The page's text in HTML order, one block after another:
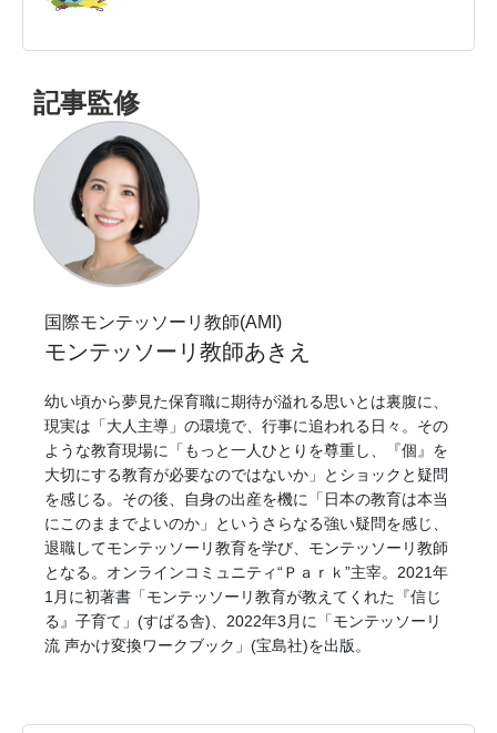
記事監修
国際モンテッソーリ教師(AMI)
モンテッソーリ教師あきえ
幼い頃から夢見た保育職に期待が溢れる思いとは裏腹に、
現実は「大人主導」の環境で、行事に追われる日々。その
ような教育現場に「もっと一人ひとりを尊重し、『個』を
大切にする教育が必要なのではないか」とショックと疑問
を感じる。その後、自身の出産を機に「日本の教育は本当
にこのままでよいのか」というさらなる強い疑問を感じ、
退職してモンテッソーリ教育を学び、モンテッソーリ教師
となる。オンラインコミュニティ“Ｐａｒｋ”主宰。2021年
1月に初著書「モンテッソーリ教育が教えてくれた『信じ
る』子育て」(すばる舎)、2022年3月に「モンテッソーリ
流 声かけ変換ワークブック」(宝島社)を出版。